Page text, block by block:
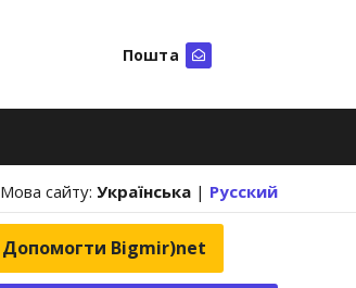
Пошта
Мова сайту: Українська | Русский
Допомогти Bigmir)net